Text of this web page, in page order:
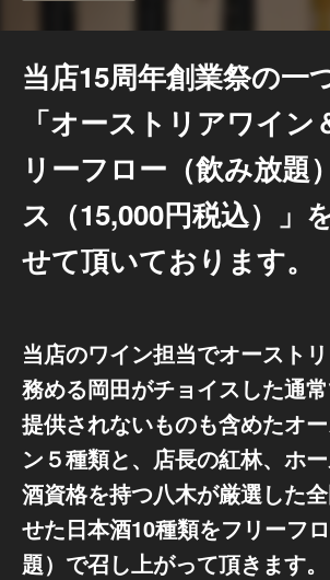
当店15周年創業祭の一
「オーストリアワイン
リーフロー（飲み放題
ス（15,000円税込）」
せて頂いております。
当店のワイン担当でオースト
務める岡田がチョイスした通
提供されないものも含めたオ
ン５種類と、店長の紅林、ホ
酒資格を持つ八木が厳選した
せた日本酒10種類をフリーフ
題）で召し上がって頂きます。